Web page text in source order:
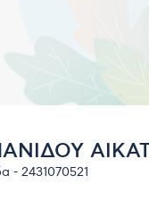
- 2431070521